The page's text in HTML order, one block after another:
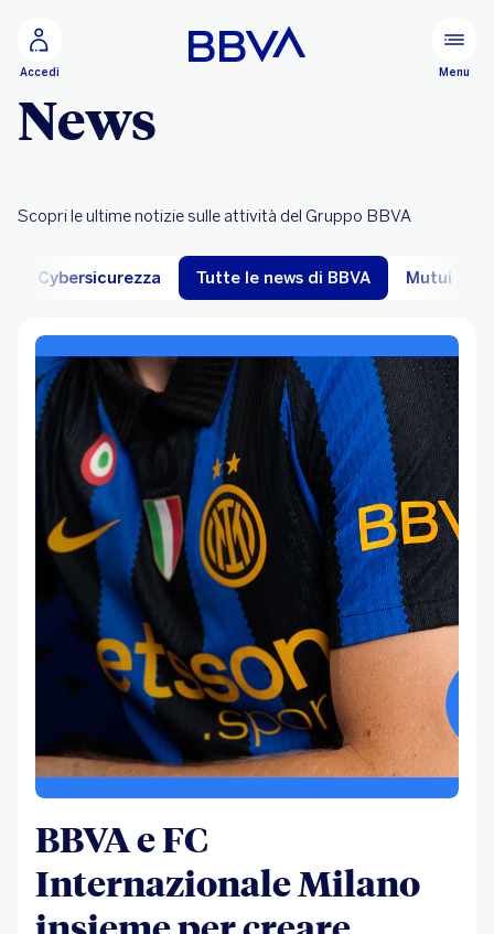
Configurare
Accedi Menu
News
Scopri le ultime notizie sulle attività del Gruppo BBVA
Cybersicurezza Tutte le news di BBVA Mutui
BBVA e FC
Internazionale Milano